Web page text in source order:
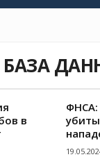
в
ФНСА: